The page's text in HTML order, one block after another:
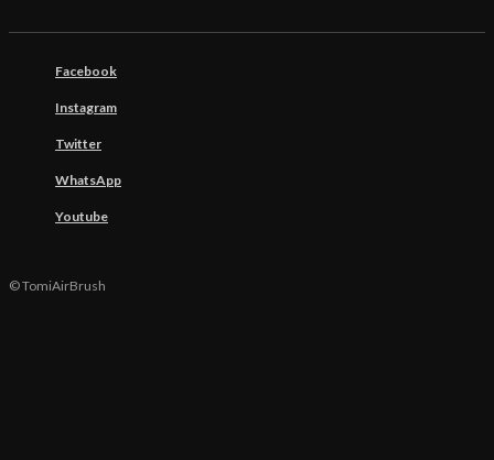
Facebook
Instagram
Twitter
WhatsApp
Youtube
© TomiAirBrush